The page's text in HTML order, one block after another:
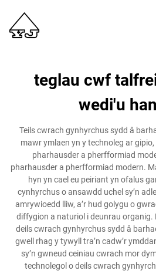
teglau cwf
wedi'u
Teils cwrach gynhyrchus sydd â
mawr ymlaen yn y technoleg ar
pharhausder a pherfformiad
pharhausder a pherfformiad modern.
hyn yn cael eu peiriant yn ofalus
cynhyrchus o ansawdd uchel sy’n
amrywioedd lliw, a’r hud golygu o
diffygion a naturiol i deunrau organig.
deils cwrach gynhyrchus sydd â
gwell rhag y tywyll tra’n cadw’r
sy’n gwneud ceiniau cwrach mor
technolegol o deils cwrach